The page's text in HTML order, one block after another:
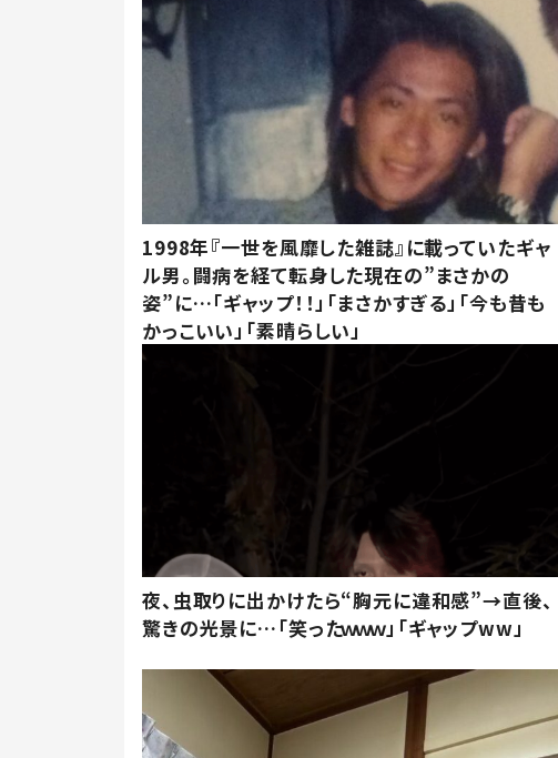
1998年『一世を風靡した雑誌』に載っていたギャ
ル男。闘病を経て転身した現在の”まさかの
姿”に…「ギャップ！！」「まさかすぎる」「今も昔も
かっこいい」「素晴らしい」
夜、虫取りに出かけたら“胸元に違和感”→直後、
驚きの光景に…「笑ったｗｗｗ」「ギャップww」